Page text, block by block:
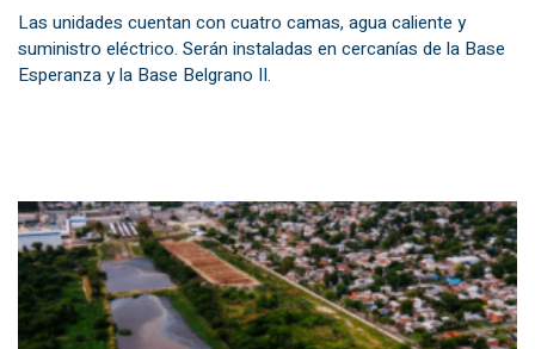
Las unidades cuentan con cuatro camas, agua caliente y
suministro eléctrico. Serán instaladas en cercanías de la Base
Esperanza y la Base Belgrano II.